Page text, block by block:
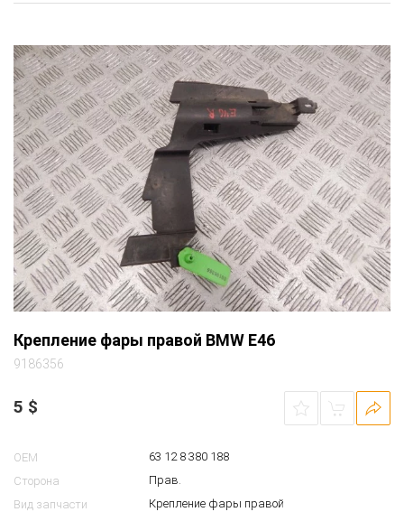
Крепление фары правой BMW E46
9186356
5 $
OEM
63 12 8 380 188
Сторона
Прав.
Вид запчасти
Крепление фары правой